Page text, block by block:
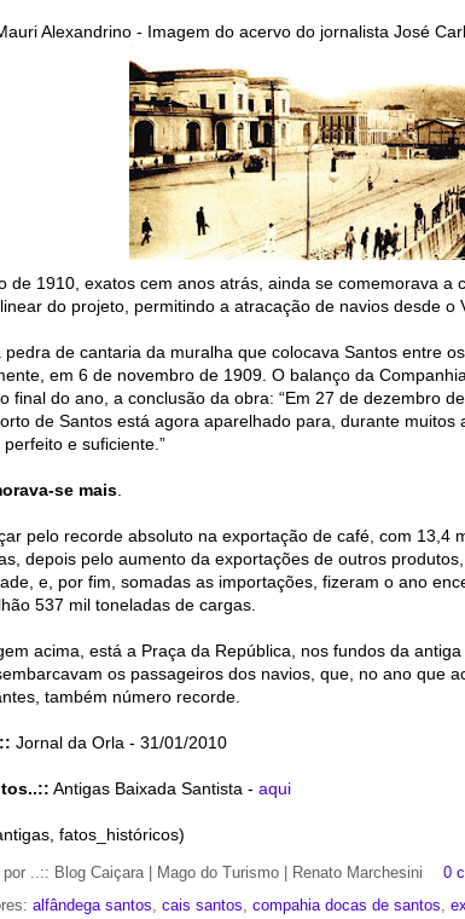
Alexandrino - Imagem do acervo do jornalista José
de 1910, exatos cem anos atrás, ainda se comemorava a
do projeto, permitindo a atracação de navios desde o
pedra de cantaria da muralha que colocava Santos entre
em 6 de novembro de 1909. O balanço da
final do ano, a conclusão da obra: “Em 27 de dezembro
de Santos está agora aparelhado para, durante
e suficiente.”
se mais
pelo recorde absoluto na exportação de café, com 13,4
depois pelo aumento da exportações de outros
e, por fim, somadas as importações, fizeram o ano
537 mil toneladas de cargas.
acima, está a Praça da República, nos fundos da
os passageiros dos navios, que, no ano que
também número recorde.
Jornal da Orla - 31/01/2010
Antigas Baixada Santista - aqui
fatos_históricos)
por ..:: Blog Caiçara | Mago do Turismo | Renato Marchesini
0
alfândega santos cais santos compahia docas de santos